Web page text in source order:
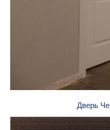
Дверь